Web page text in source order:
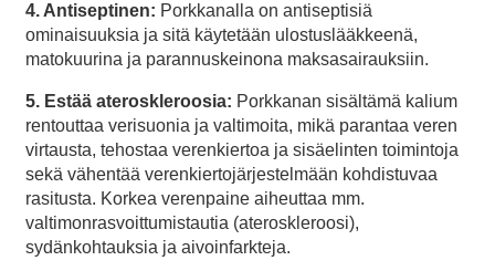
4. Antiseptinen: Porkkanalla on antiseptisiä
ominaisuuksia ja sitä käytetään ulostuslääkkeenä,
matokuurina ja parannuskeinona maksasairauksiin.
5. Estää ateroskleroosia: Porkkanan sisältämä kalium
rentouttaa verisuonia ja valtimoita, mikä parantaa veren
virtausta, tehostaa verenkiertoa ja sisäelinten toimintoja
sekä vähentää verenkiertojärjestelmään kohdistuvaa
rasitusta. Korkea verenpaine aiheuttaa mm.
valtimonrasvoittumistautia (ateroskleroosi),
sydänkohtauksia ja aivoinfarkteja.